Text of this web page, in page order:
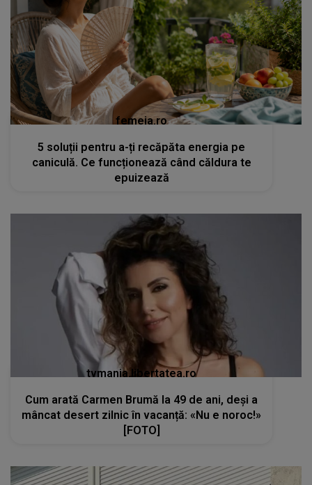
femeia.ro
5 soluții pentru a-ți recăpăta energia pe
caniculă. Ce funcționează când căldura te
epuizează
tvmania.libertatea.ro
Cum arată Carmen Brumă la 49 de ani, deși a
mâncat desert zilnic în vacanță: «Nu e noroc!»
[FOTO]